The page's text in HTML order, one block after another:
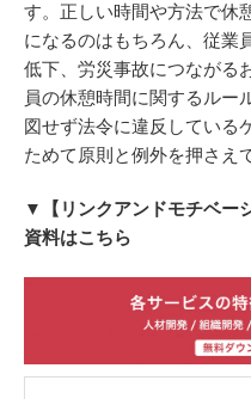
す。正しい時間や方法で休
になるのはもちろん、従業
低下、労災事故につながる
員の休憩時間に関するルー
図せず法令に違反している
ためて原則と例外を押さえ
▼【リンクアンドモチベー
資料はこちら